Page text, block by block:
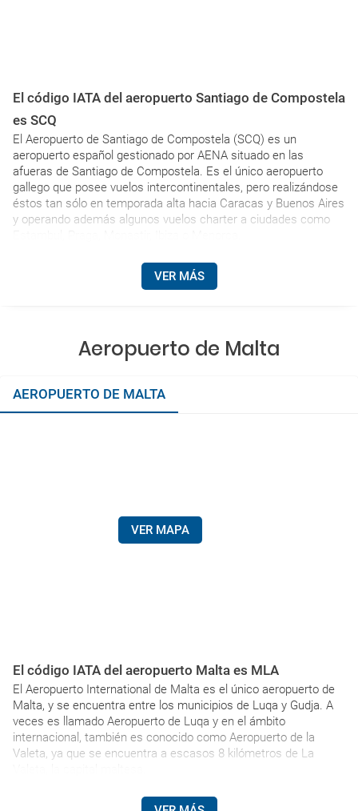
El código IATA del aeropuerto Santiago de Compostela
es SCQ
El Aeropuerto de Santiago de Compostela (SCQ) es un
aeropuerto español gestionado por AENA situado en las
afueras de Santiago de Compostela. Es el único aeropuerto
gallego que posee vuelos intercontinentales, pero realizándose
éstos tan sólo en temporada alta hacia Caracas y Buenos Aires
y operando además algunos vuelos charter a ciudades como
VER MÁS
Aeropuerto de Malta
AEROPUERTO DE MALTA
VER MAPA
El código IATA del aeropuerto Malta es MLA
El Aeropuerto International de Malta es el único aeropuerto de
Malta, y se encuentra entre los municipios de Luqa y Gudja. A
veces es llamado Aeropuerto de Luqa y en el ámbito
internacional, también es conocido como Aeropuerto de la
Valeta, ya que se encuentra a escasos 8 kilómetros de La